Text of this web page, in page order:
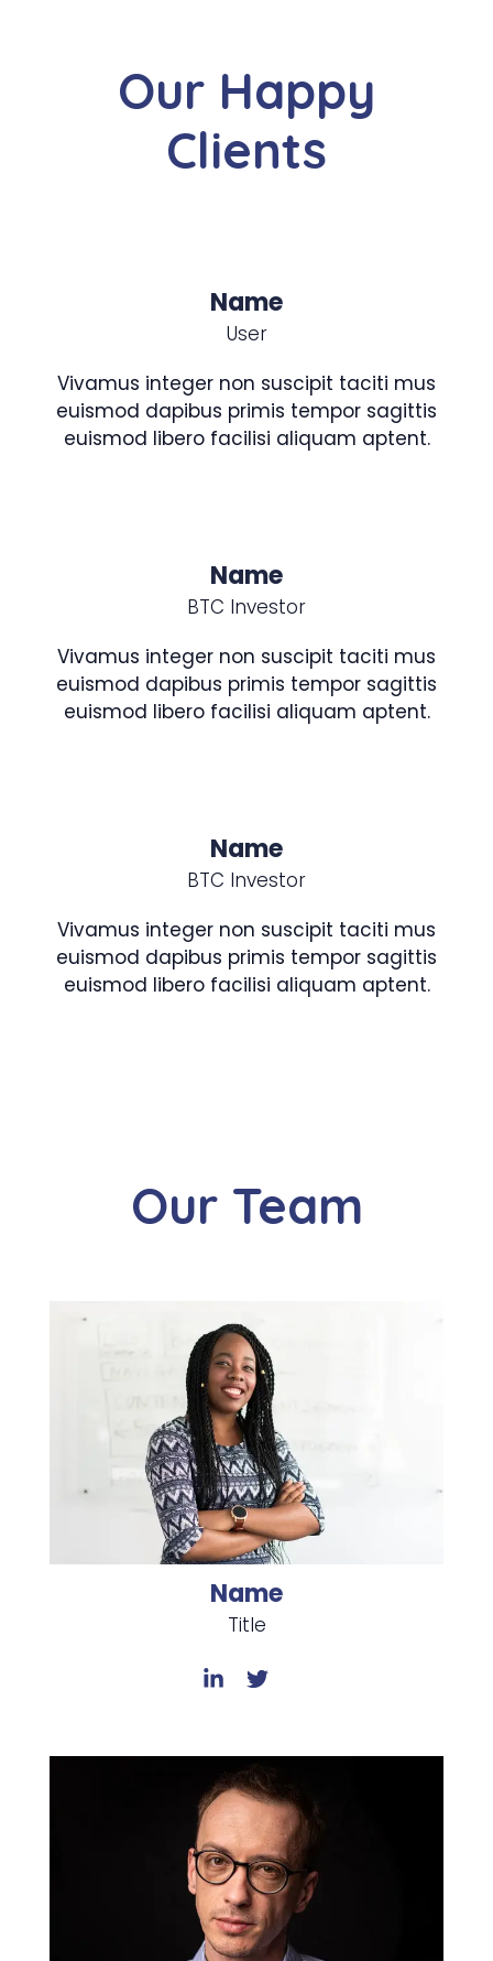
Our Happy
Clients
Name
User
Vivamus integer non suscipit taciti mus
euismod dapibus primis tempor sagittis
euismod libero facilisi aliquam aptent.
Name
BTC Investor
Vivamus integer non suscipit taciti mus
euismod dapibus primis tempor sagittis
euismod libero facilisi aliquam aptent.
Name
BTC Investor
Vivamus integer non suscipit taciti mus
euismod dapibus primis tempor sagittis
euismod libero facilisi aliquam aptent.
Our Team
Name
Title